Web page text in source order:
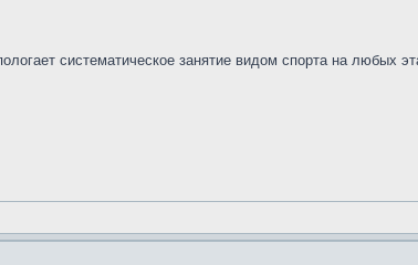
систематическое занятие видом спорта на любых